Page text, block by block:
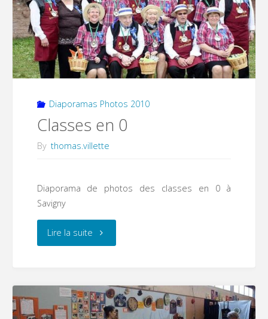
Saint
Martin"
Diaporamas Photos 2010
Classes en 0
By thomas.villette
Diaporama de photos des classes en 0 à
Savigny
Lire la suite"Classes
0"